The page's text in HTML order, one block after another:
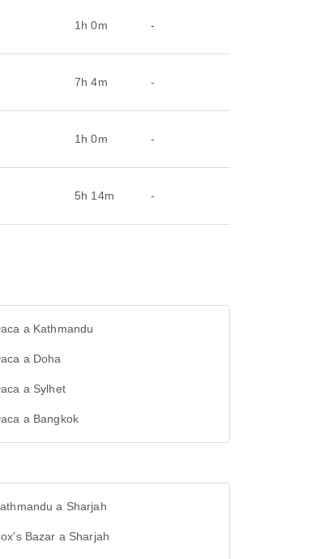
1h 0m -
7h 4m -
1h 0m -
5h 14m -
a Kathmandu
a Doha
a Sylhet
a Bangkok
a Sharjah
Bazar a Sharjah